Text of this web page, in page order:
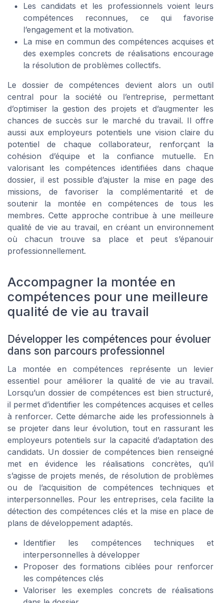
Les candidats et les professionnels voient leurs
compétences reconnues, ce qui favorise
l’engagement et la motivation.
La mise en commun des compétences acquises et
des exemples concrets de réalisations encourage
la résolution de problèmes collectifs.
Le dossier de compétences devient alors un outil
central pour la société ou l’entreprise, permettant
d’optimiser la gestion des projets et d’augmenter les
chances de succès sur le marché du travail. Il offre
aussi aux employeurs potentiels une vision claire du
potentiel de chaque collaborateur, renforçant la
cohésion d’équipe et la confiance mutuelle. En
valorisant les compétences identifiées dans chaque
dossier, il est possible d’ajuster la mise en page des
missions, de favoriser la complémentarité et de
soutenir la montée en compétences de tous les
membres. Cette approche contribue à une meilleure
qualité de vie au travail, en créant un environnement
où chacun trouve sa place et peut s’épanouir
professionnellement.
Accompagner la montée en
compétences pour une meilleure
qualité de vie au travail
Développer les compétences pour évoluer
dans son parcours professionnel
La montée en compétences représente un levier
essentiel pour améliorer la qualité de vie au travail.
Lorsqu’un dossier de compétences est bien structuré,
il permet d’identifier les compétences acquises et celles
à renforcer. Cette démarche aide les professionnels à
se projeter dans leur évolution, tout en rassurant les
employeurs potentiels sur la capacité d’adaptation des
candidats. Un dossier de compétences bien renseigné
met en évidence les réalisations concrètes, qu’il
s’agisse de projets menés, de résolution de problèmes
ou de l’acquisition de compétences techniques et
interpersonnelles. Pour les entreprises, cela facilite la
détection des compétences clés et la mise en place de
plans de développement adaptés.
Identifier les compétences techniques et
interpersonnelles à développer
Proposer des formations ciblées pour renforcer
les compétences clés
Valoriser les exemples concrets de réalisations